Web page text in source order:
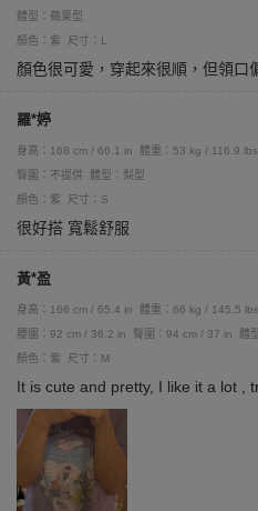
體型：蘋果型
顏色：紫
尺寸：L
顏色很可愛，穿起來很順，但領口
羅*婷
身高：168 cm / 66.1 in 體重：53 kg / 116.9 lbs
臀圍：不提供
體型：梨型
顏色：紫
尺寸：S
很好搭 寬鬆舒服
黃*盈
身高：166 cm / 65.4 in 體重：66 kg / 145.5 lbs
腰圍：92 cm / 36.2 in
臀圍：94 cm / 37 in
體
顏色：紫
尺寸：M
It is cute and pretty, I like it a lot ,